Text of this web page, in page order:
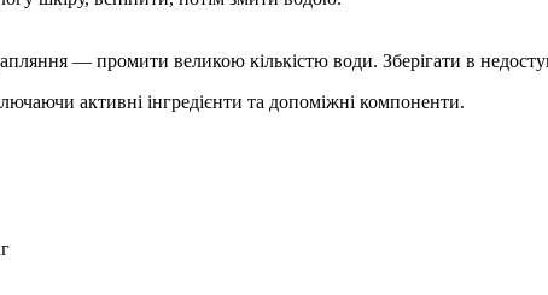
— промити великою кількістю води. Зберігати в
активні інгредієнти та допоміжні компоненти.